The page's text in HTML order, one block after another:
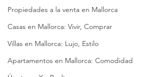
Propiedades a la venta en Mallorca
Casas en Mallorca: Vivir, Comprar
Villas en Mallorca: Lujo, Estilo
Apartamentos en Mallorca: Comodidad